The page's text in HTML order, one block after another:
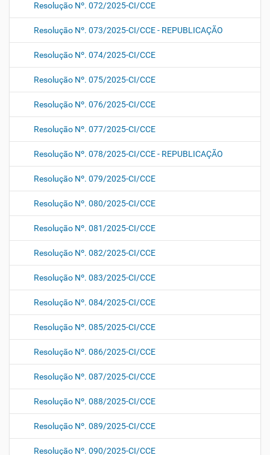
Resolução Nº. 072/2025-CI/CCE
Resolução Nº. 073/2025-CI/CCE - REPUBLICAÇÃO
Resolução Nº. 074/2025-CI/CCE
Resolução Nº. 075/2025-CI/CCE
Resolução Nº. 076/2025-CI/CCE
Resolução Nº. 077/2025-CI/CCE
Resolução Nº. 078/2025-CI/CCE - REPUBLICAÇÃO
Resolução Nº. 079/2025-CI/CCE
Resolução Nº. 080/2025-CI/CCE
Resolução Nº. 081/2025-CI/CCE
Resolução Nº. 082/2025-CI/CCE
Resolução Nº. 083/2025-CI/CCE
Resolução Nº. 084/2025-CI/CCE
Resolução Nº. 085/2025-CI/CCE
Resolução Nº. 086/2025-CI/CCE
Resolução Nº. 087/2025-CI/CCE
Resolução Nº. 088/2025-CI/CCE
Resolução Nº. 089/2025-CI/CCE
Resolução Nº. 090/2025-CI/CCE